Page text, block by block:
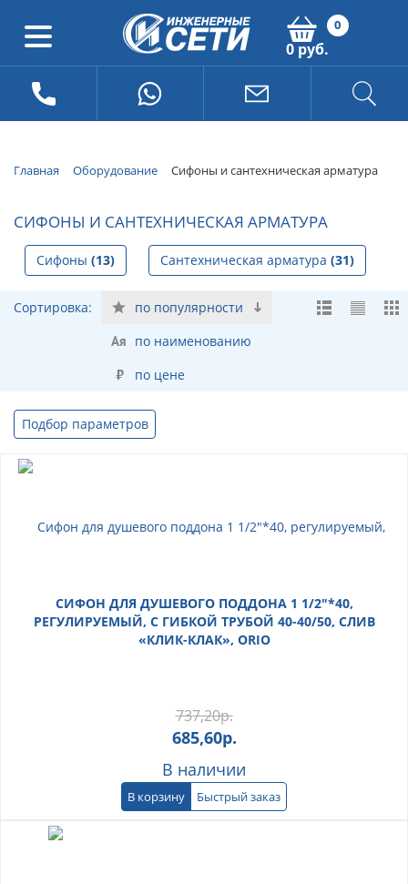
0
0 руб.
Главная Оборудование Сифоны и сантехническая арматура
СИФОНЫ И САНТЕХНИЧЕСКАЯ АРМАТУРА
Сифоны (13) Сантехническая арматура (31)
Сортировка:
по популярности
по наименованию
по цене
Подбор параметров
СИФОН ДЛЯ ДУШЕВОГО ПОДДОНА 1 1/2"*40,
РЕГУЛИРУЕМЫЙ, С ГИБКОЙ ТРУБОЙ 40-40/50, СЛИВ
«КЛИК-КЛАК», ORIO
737,20р.
685,60р.
В наличии
В корзину Быстрый заказ